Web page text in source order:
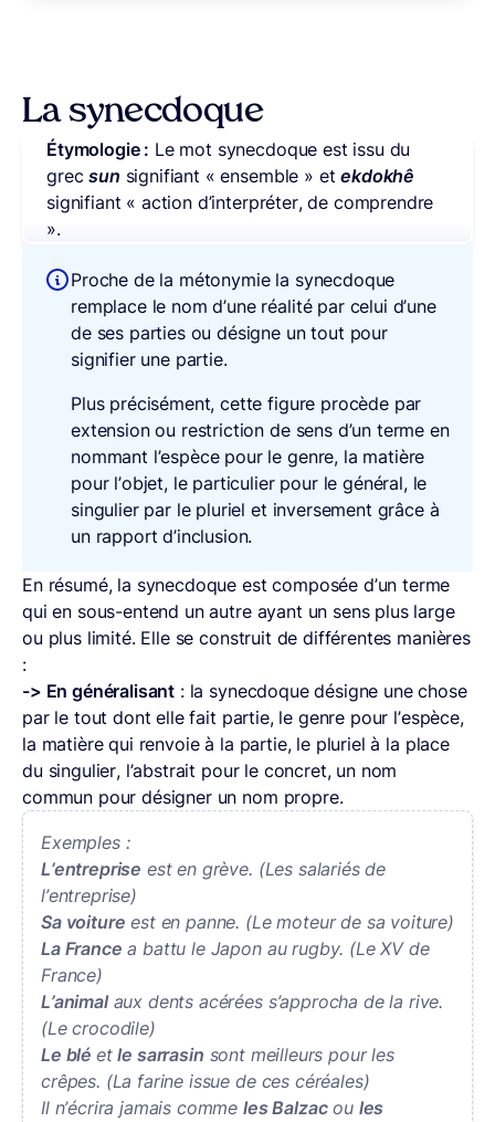
La synecdoque
Étymologie : Le mot synecdoque est issu du
grecsun signifiant « ensemble » etekdokhê
signifiant « action d’interpréter, de comprendre
».
Proche de la métonymie la synecdoque
remplace le nom d’une réalité par celui d’une
de ses parties ou désigne un tout pour
signifier une partie.
Plus précisément, cette figure procède par
extension ou restriction de sens d’un terme en
nommant l’espèce pour le genre, la matière
pour l’objet, le particulier pour le général, le
singulier par le pluriel et inversement grâce à
un rapport d’inclusion.
En résumé, la synecdoque est composée d’un terme
qui en sous-entend un autre ayant un sens plus large
ou plus limité. Elle se construit de différentes manières
:
-> En généralisant : la synecdoque désigne une chose
par le tout dont elle fait partie, le genre pour l’espèce,
la matière qui renvoie à la partie, le pluriel à la place
du singulier, l’abstrait pour le concret, un nom
commun pour désigner un nom propre.
Exemples :
L’entreprise est en grève. (Les salariés de
l’entreprise)
Sa voiture est en panne. (Le moteur de sa voiture)
La France a battu le Japon au rugby. (Le XV de
France)
L’animalaux dents acérées s’approcha de la rive.
(Le crocodile)
Le blé etle sarrasin sont meilleurs pour les
crêpes. (La farine issue de ces céréales)
Il n’écrira jamais comme les Balzacou les